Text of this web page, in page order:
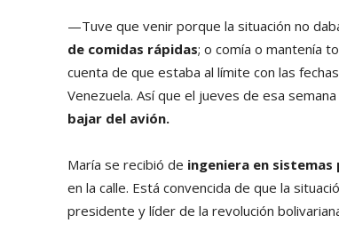
—Tuve que venir porque la situación no
de comidas rápidas; o comía o mantenía
cuenta de que estaba al límite con las
Venezuela. Así que el jueves de esa
bajar del avión.
María se recibió de ingeniera en
en la calle. Está convencida de que la
presidente y líder de la revolución